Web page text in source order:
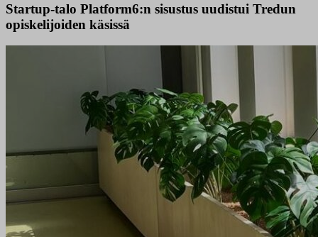
Startup-talo Platform6:n sisustus uudistui Tredun
opiskelijoiden käsissä